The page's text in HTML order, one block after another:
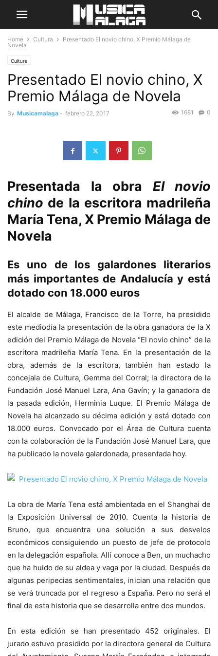
Home Cultura
Presentado El novio chino, X Premio Málaga de
Novela
Cultura
Presentado El novio chino, X
Premio Málaga de Novela
By Musicamalaga - febrero 22, 2017 0
1681
Presentada la obra El novio
chino de la escritora madrileña
María Tena, X Premio Málaga de
Novela
Es uno de los galardones literarios
más importantes de Andalucía y está
dotado con 18.000 euros
El alcalde de Málaga, Francisco de la Torre, ha presidido
este mediodía la presentación de la obra ganadora de la X
edición del Premio Málaga de Novela “El novio chino” de la
escritora madrileña María Tena. En la presentación de la
obra, además de la escritora, también han estado la
concejala de Cultura, Gemma del Corral; la directora de la
Fundación José Manuel Lara, Ana Gavín; y la ganadora de
la pasada edición, Herminia Luque. El Premio Málaga de
Novela ha alcanzado su décima edición y está dotado con
18.000 euros. Convocado por el Área de Cultura cuenta
con la colaboración de la Fundación José Manuel Lara, que
ha publicado la novela galardonada, presentada hoy.
La obra de María Tena está ambientada en el Shanghai de
la Exposición Universal de 2010. Cuenta la historia de
Bruno, que encuentra una solución a sus desvelos
económicos consiguiendo un puesto de jefe de protocolo
en la delegación española. Allí conoce a Ben, un muchacho
que ha huido de su aldea y vaga por la ciudad. Después de
algunas peripecias sentimentales, inician una relación que
se verá truncada por el regreso a España. Pero no será el
final de esta historia que se desarrolla entre dos mundos.
En esta edición se han presentado 452 originales. El
jurado estuvo presidido por la directora general de Cultura